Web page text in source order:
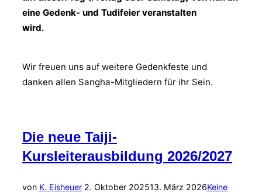
eine Gedenk- und Tudifeier veranstalten
wird.
Wir freuen uns auf weitere Gedenkfeste und
danken allen Sangha-Mitgliedern für ihr Sein.
Die neue Taiji-
Kursleiterausbildung 2026/2027
von K. EisheuerVeröffentlicht
2. Oktober 202513. März 2026Keine